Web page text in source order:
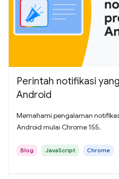
Perintah notifikasi
Android
Memahami pengalaman
Android mulai Chrome 155.
Blog JavaScript Chrome